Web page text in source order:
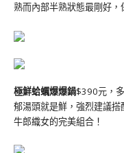
熟而內部半熟狀態最剛好
極鮮蛤蠣爆爆鍋$390元，
郁湯頭就是鮮，強烈建議
牛郎織女的完美組合！